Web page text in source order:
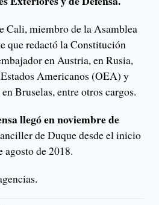
Cali, miembro de la Asamblea
que redactó la Constitución
en Austria, en Rusia,
Americanos (OEA) y
Bruselas, entre otros cargos.
llegó en noviembre de
de Duque desde el inicio
agosto de 2018.